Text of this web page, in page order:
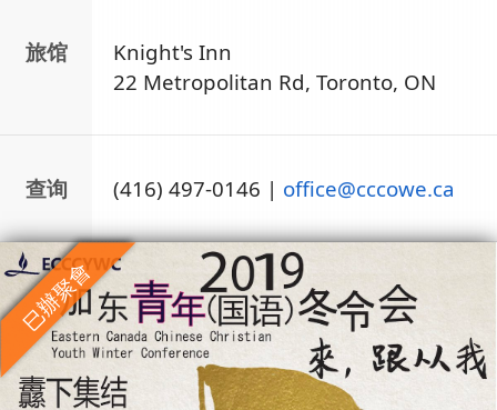
旅馆
Knight's Inn
22 Metropolitan Rd, Toronto, ON
查询 (416) 497-0146 | office@cccowe.ca